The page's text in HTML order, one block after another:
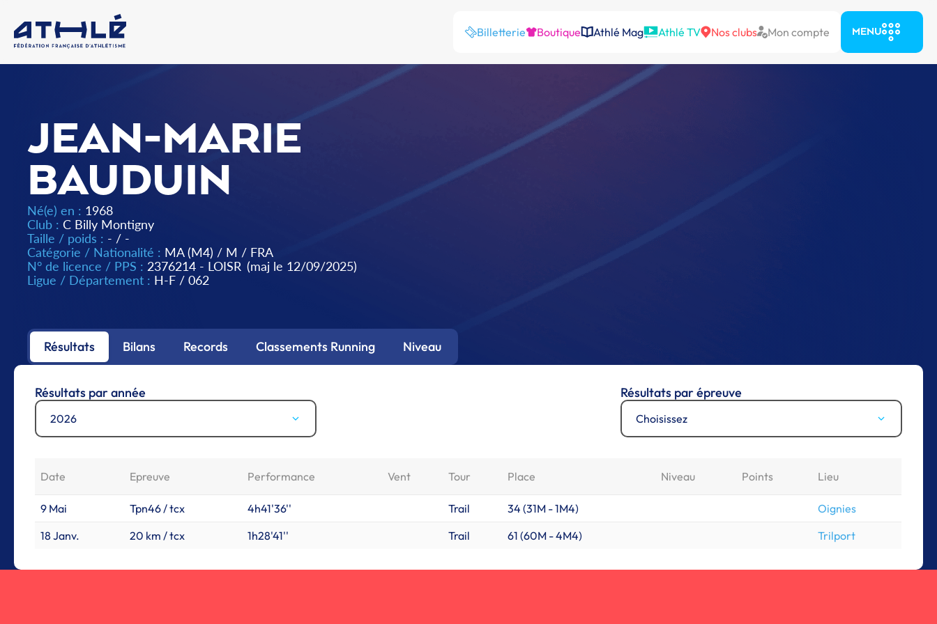
Billetterie Boutique Athlé Mag Athlé TV Nos clubs Mon compte MENU
JEAN-MARIE
BAUDUIN
Né(e) en : 1968
Club : C Billy Montigny
Taille / poids : - / -
Catégorie / Nationalité : MA (M4) / M / FRA
N° de licence / PPS : 2376214 - LOISR (maj le 12/09/2025)
Ligue / Département : H-F / 062
Résultats Bilans Records Classements Running Niveau
Résultats par année
2026
Résultats par épreuve
Choisissez
Date Epreuve Performance Vent Tour Place Niveau Points Lieu
9 Mai Tpn46 / tcx 4h41'36'' Trail 34 (31M -1M4)
Oignies
18 Janv.
20 km / tcx 1h28'41'' Trail 61 (60M -4M4) Trilport